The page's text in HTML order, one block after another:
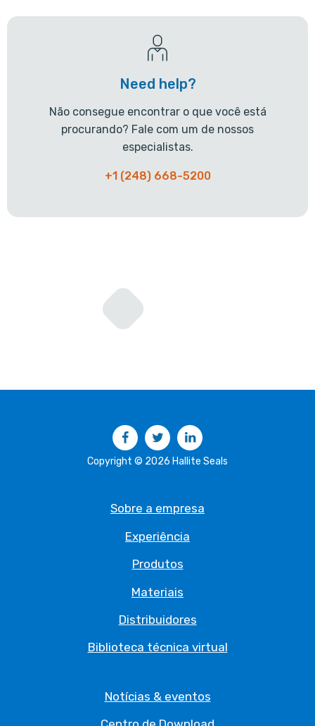
Need help?
Não consegue encontrar o que você está
procurando? Fale com um de nossos
especialistas.
+1 (248) 668-5200
FacebookTwitter
Copyright © 2026 Hallite Seals
Sobre a empresa
Experiência
Produtos
Materiais
Distribuidores
Biblioteca técnica virtual
Notícias & eventos